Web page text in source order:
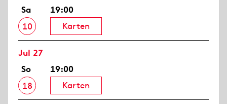
Sa
10
19:00
Karten
Jul 27
So
18
19:00
Karten